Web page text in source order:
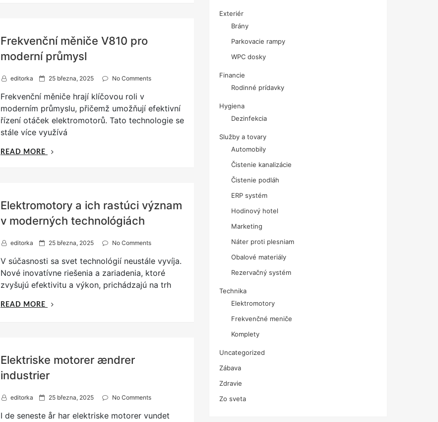
ИНДУСТРИЯТА“
Frekvenční měniče V810 pro
moderní průmysl
editorka
P
s
e
d
o
25 března, 2025 No Comments
Frekvenční měniče hrají klíčovou roli v
moderním průmyslu, přičemž umožňují efektivní
řízení otáček elektromotorů. Tato technologie se
stále více využívá
READ MORE
PRŮMYSL“
Elektromotory a ich rastúci význam
v moderných technológiách
editorka
P
s
t
e
d
n
25 března, 2025 No Comments
V súčasnosti sa svet technológií neustále vyvíja.
Nové inovatívne riešenia a zariadenia, ktoré
zvyšujú efektivitu a výkon, prichádzajú na trh
READ MORE
V
Elektriske motorer ændrer
industrier
editorka
P
s
25 března, 2025 No Comments
I de seneste år har elektriske motorer vundet
Exteriér
Brány
Parkovacie rampy
WPC dosky
Financie
Rodinné prídavky
Hygiena
Dezinfekcia
Služby a tovary
Automobily
Čistenie kanalizácie
Čistenie podláh
ERP systém
Hodinový hotel
Marketing
Náter proti plesniam
Obalové materiály
Rezervačný systém
Technika
Elektromotory
Frekvenčné meniče
Komplety
Uncategorized
Zábava
Zdravie
Zo sveta